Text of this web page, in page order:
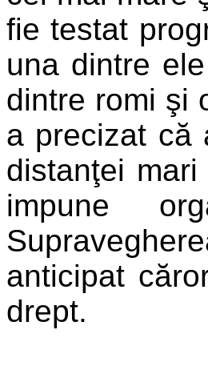
fie testat
una dintre
dintre romi şi
a precizat că
distanţei
impune
anticipat
drept.